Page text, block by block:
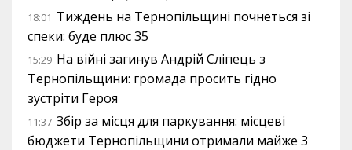
18:01 Тиждень на Тернопільщині почнеться зі
спеки: буде плюс 35
15:29 На війні загинув Андрій Сліпець з
Тернопільщини: громада просить гідно
зустріти Героя
11:37 Збір за місця для паркування: місцеві
бюджети Тернопільщини отримали майже 3